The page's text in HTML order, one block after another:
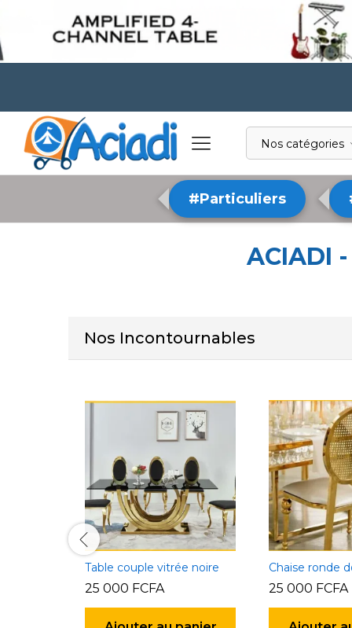
Nos catégories
#Particuliers
ACIADI
Nos Incontournables
Table couple vitrée noire
25 000 FCFA
Chaise ronde
25 000 FCFA